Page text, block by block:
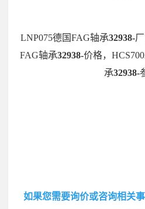
LNP075德国FAG轴承32938-
FAG轴承32938-价格，
承32938-
如果您需要询价或咨询相关